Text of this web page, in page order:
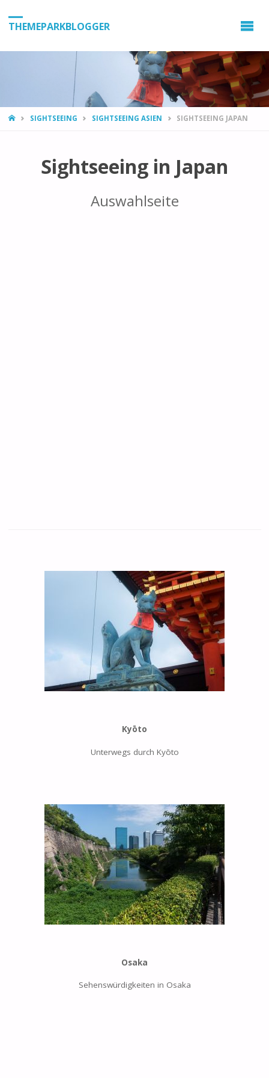
THEMEPARKBLOGGER
HOMESIGHTSEEING SIGHTSEEING ASIEN SIGHTSEEING JAPAN
Sightseeing in Japan
Auswahlseite
Kyōto
Unterwegs durch Kyōto
Osaka
Sehenswürdigkeiten in Osaka